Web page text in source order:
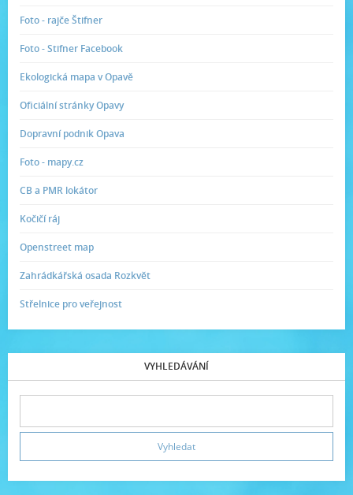
Foto - rajče Štifner
Foto - Stifner Facebook
Ekologická mapa v Opavě
Oficiální stránky Opavy
Dopravní podnik Opava
Foto - mapy.cz
CB a PMR lokátor
Kočičí ráj
Openstreet map
Zahrádkářská osada Rozkvět
Střelnice pro veřejnost
VYHLEDÁVÁNÍ